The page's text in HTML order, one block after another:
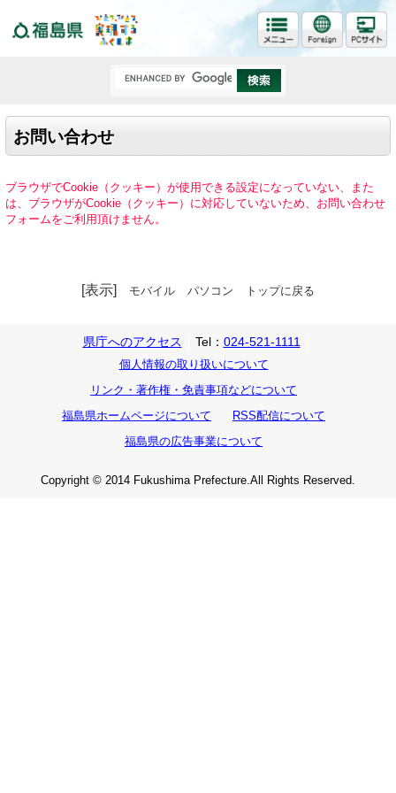
お問い合わせ
ブラウザでCookie（クッキー）が使用できる設定になっていない、また
は、ブラウザがCookie（クッキー）に対応していないため、お問い合わせ
フォームをご利用頂けません。
[表示] モバイル パソコン トップに戻る
県庁へのアクセス Tel： 024-521-1111
個人情報の取り扱いについて
リンク・著作権・免責事項などについて
福島県ホームページについて
RSS配信について
福島県の広告事業について
Copyright © 2014 Fukushima Prefecture.All Rights Reserved.